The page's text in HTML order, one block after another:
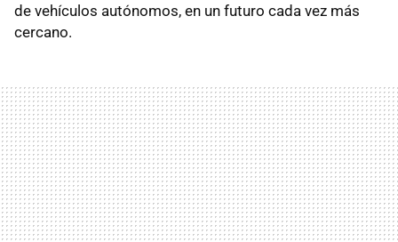
de vehículos autónomos, en un futuro cada vez más
cercano.